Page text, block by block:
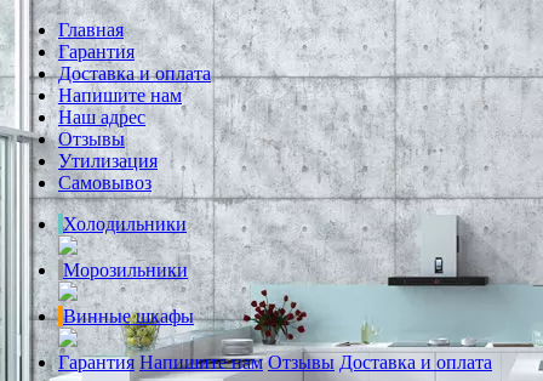
Главная
Гарантия
Доставка и оплата
Напишите нам
Наш адрес
Отзывы
Утилизация
Самовывоз
Холодильники
Морозильники
Винные шкафы
Гарантия Напишите нам Отзывы Доставка и оплата